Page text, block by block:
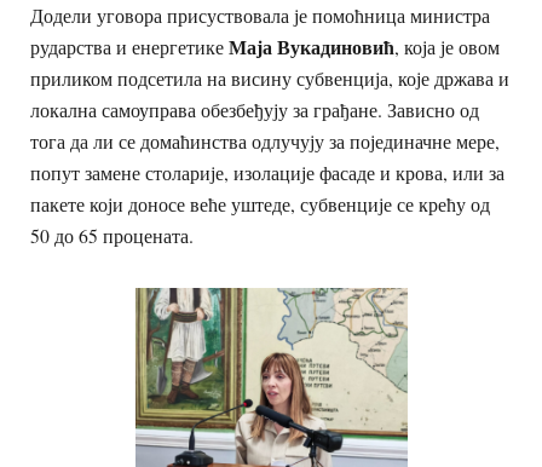
Додели уговора присуствовала је помоћница министра
рударства и енергетикеМаја Вукадиновић, која је овом
приликом подсетила на висину субвенција, које држава и
локална самоуправа обезбеђују за грађане. Зависно од
тога да ли се домаћинства одлучују за појединачне мере,
попут замене столарије, изолације фасаде и крова, или за
пакете који доносе веће уштеде, субвенције се крећу од
50 до 65 процената.